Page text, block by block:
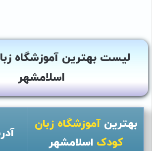
لیست بهترین آموزشگاه
اسلامشهر
بهترینآموزشگاه زبان
کودک اسلامشهر